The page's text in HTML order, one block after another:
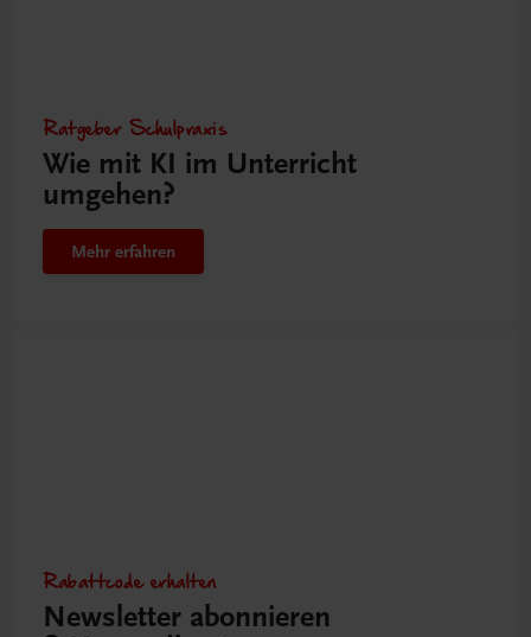
Ratgeber Schulpraxis
Wie mit KI im Unterricht
umgehen?
Mehr erfahren
Rabattcode erhalten
Newsletter abonnieren